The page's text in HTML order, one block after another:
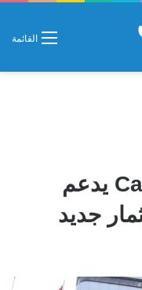
القائمة
صندوق Capmezzanine يدعم